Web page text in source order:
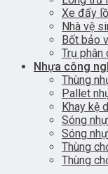
Xe đẩy
Nhà vệ
Bốt bảo
Trụ phân
Nhựa công
Thùng
Pallet
Khay kệ
Sóng
Sóng
Thùng
Thùng